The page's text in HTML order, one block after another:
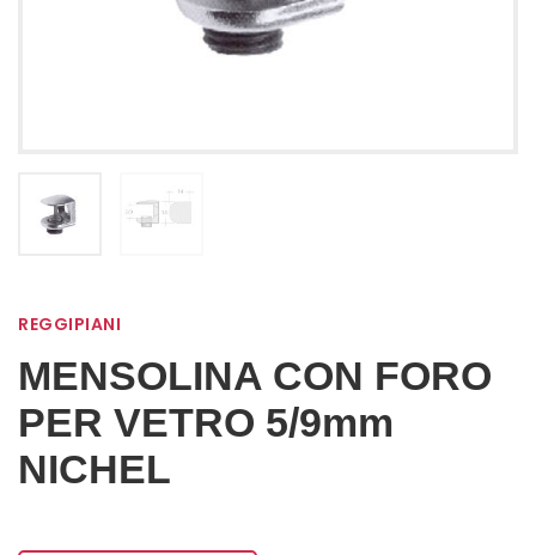
REGGIPIANI
MENSOLINA CON FORO
PER VETRO 5/9mm
NICHEL